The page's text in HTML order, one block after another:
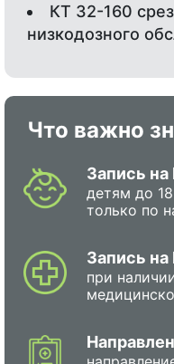
КТ 32-160
низкодозного
Что важно
Запись
детям до
только по
должны
Запись
при